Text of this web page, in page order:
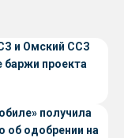
и Омский ССЗ
баржи проекта
получила
об одобрении на